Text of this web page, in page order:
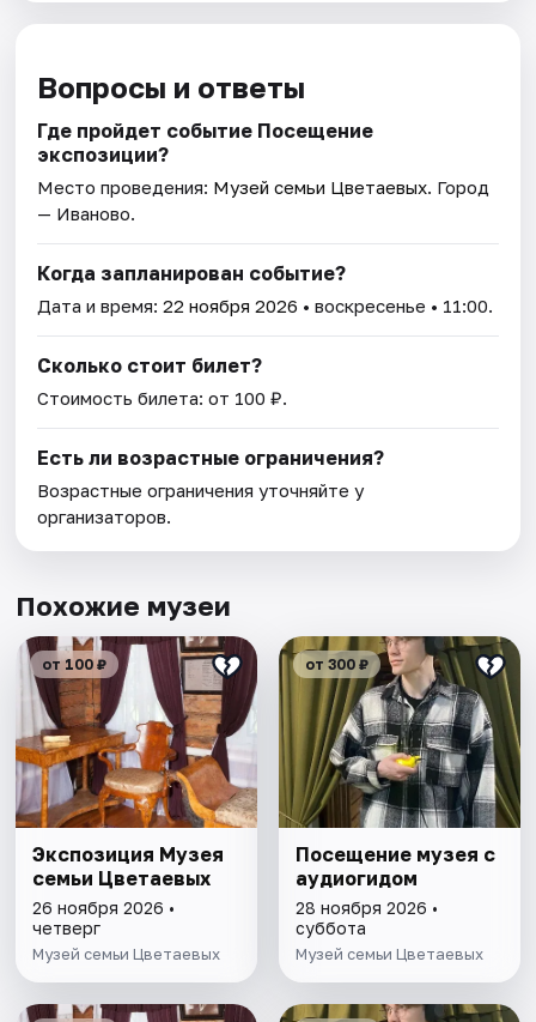
Вопросы и ответы
Где пройдет событие Посещение
экспозиции?
Место проведения: Музей семьи Цветаевых. Город
— Иваново.
Когда запланирован событие?
Дата и время:22 ноября 2026 • воскресенье • 11:00.
Сколько стоит билет?
Стоимость билета: от 100 ₽.
Есть ли возрастные ограничения?
Возрастные ограничения уточняйте у
организаторов.
Похожие музеи
от 100 ₽
Экспозиция Музея
семьи Цветаевых
26 ноября 2026 •
четверг
Музей семьи Цветаевых
от 300 ₽
Посещение музея с
аудиогидом
28 ноября 2026 •
суббота
Музей семьи Цветаевых